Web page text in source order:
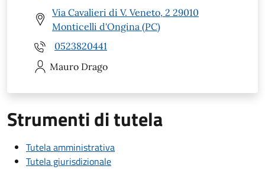
Via Cavalieri di V. Veneto, 2 29010
Monticelli d'Ongina (PC)
0523820441
Mauro Drago
Strumenti di tutela
Tutela amministrativa
Tutela giurisdizionale